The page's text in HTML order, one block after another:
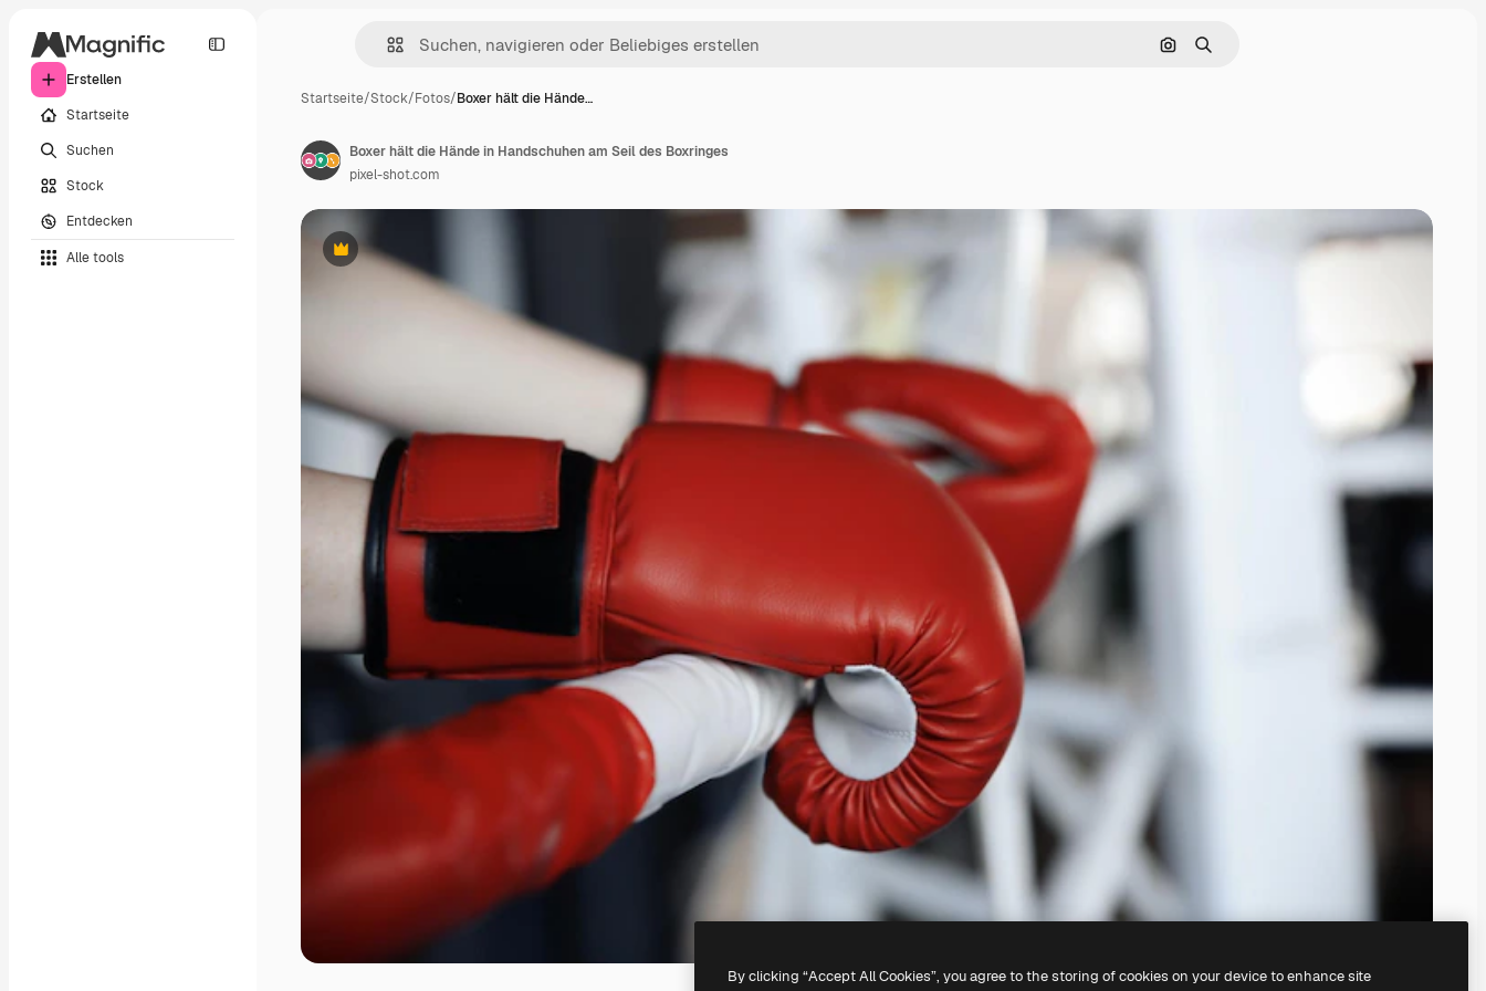
Erstellen
Startseite
Suchen
Stock
Entdecken
Alle tools
Nach Bild suchen
Suchen
Startseite/Stock/Fotos/Boxer hält die Hände…
Premium
Boxer hält die Hände in Handschuhen am Seil des Boxringes
pixel-shot.com
By clicking “Accept All Cookies”, you agree to the storing of cookies on your device to enhance site